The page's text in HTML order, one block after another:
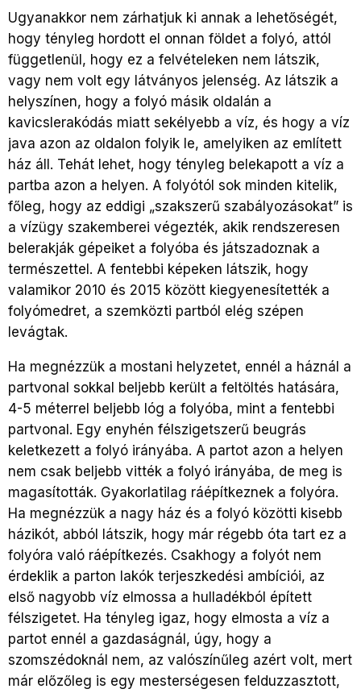
Ugyanakkor nem zárhatjuk ki annak a lehetőségét,
hogy tényleg hordott el onnan földet a folyó, attól
függetlenül, hogy ez a felvételeken nem látszik,
vagy nem volt egy látványos jelenség. Az látszik a
helyszínen, hogy a folyó másik oldalán a
kavicslerakódás miatt sekélyebb a víz, és hogy a víz
java azon az oldalon folyik le, amelyiken az említett
ház áll. Tehát lehet, hogy tényleg belekapott a víz a
partba azon a helyen. A folyótól sok minden kitelik,
főleg, hogy az eddigi „szakszerű szabályozásokat” is
a vízügy szakemberei végezték, akik rendszeresen
belerakják gépeiket a folyóba és játszadoznak a
természettel. A fentebbi képeken látszik, hogy
valamikor 2010 és 2015 között kiegyenesítették a
folyómedret, a szemközti partból elég szépen
levágtak.
Ha megnézzük a mostani helyzetet, ennél a háznál a
partvonal sokkal beljebb került a feltöltés hatására,
4-5 méterrel beljebb lóg a folyóba, mint a fentebbi
partvonal. Egy enyhén félszigetszerű beugrás
keletkezett a folyó irányába. A partot azon a helyen
nem csak beljebb vitték a folyó irányába, de meg is
magasították. Gyakorlatilag ráépítkeznek a folyóra.
Ha megnézzük a nagy ház és a folyó közötti kisebb
házikót, abból látszik, hogy már régebb óta tart ez a
folyóra való ráépítkezés. Csakhogy a folyót nem
érdeklik a parton lakók terjeszkedési ambíciói, az
első nagyobb víz elmossa a hulladékból épített
félszigetet. Ha tényleg igaz, hogy elmosta a víz a
partot ennél a gazdaságnál, úgy, hogy a
szomszédoknál nem, az valószínűleg azért volt, mert
már előzőleg is egy mesterségesen felduzzasztott,